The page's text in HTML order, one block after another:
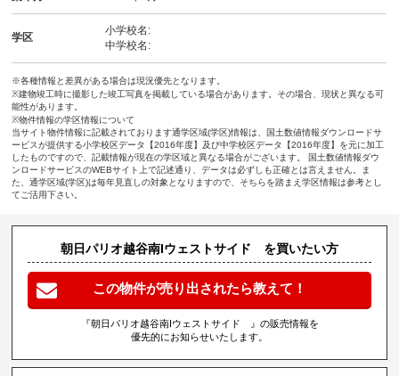
学区
小学校名:
中学校名:
※各種情報と差異がある場合は現況優先となります。
※建物竣工時に撮影した竣工写真を掲載している場合があります。その場合、現状と異なる可
能性があります。
※物件情報の学区情報について
当サイト物件情報に記載されております通学区域(学区)情報は、国土数値情報ダウンロードサ
ービスが提供する小学校区データ【2016年度】及び中学校区データ【2016年度】を元に加工
したものですので、記載情報が現在の学区域と異なる場合がございます。 国土数値情報ダウ
ンロードサービスのWEBサイト上で記述通り、データは必ずしも正確とは言えません。ま
た、通学区域(学区)は毎年見直しの対象となりますので、そちらを踏まえ学区情報は参考とし
てご活用下さい。
朝日パリオ越谷南Iウェストサイド を買いたい方
この物件が売り出されたら教えて！
『朝日パリオ越谷南Iウェストサイド 』の販売情報を
優先的にお知らせいたします。